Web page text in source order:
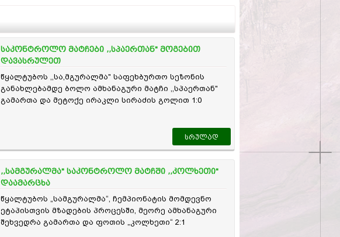
საკონტროლო მატჩები ,,სპაერთან" მოგებით
დავასრულეთ
წყალტუბოს ,,სა,მგურალმა" საფეხბურთო სეზონის
განახლებამდე ბოლო ამხანაგური მატჩი ,,სპაერთან"
გამართა და მეტოქე ირაკლი სირაძის გოლით 1:0
სრულად
,,სამგურალმა" საკონტროლო მატჩში ,,კოლხეთი"
დაამარცხა
წყალტუბოს „სამგურალმა“, ჩემპიონატის მომდევნო
ეტაპისთვის მზადების პროცესში, მეორე ამხანაგური
შეხვედრა გამართა და ფოთის „კოლხეთი“ 2:1